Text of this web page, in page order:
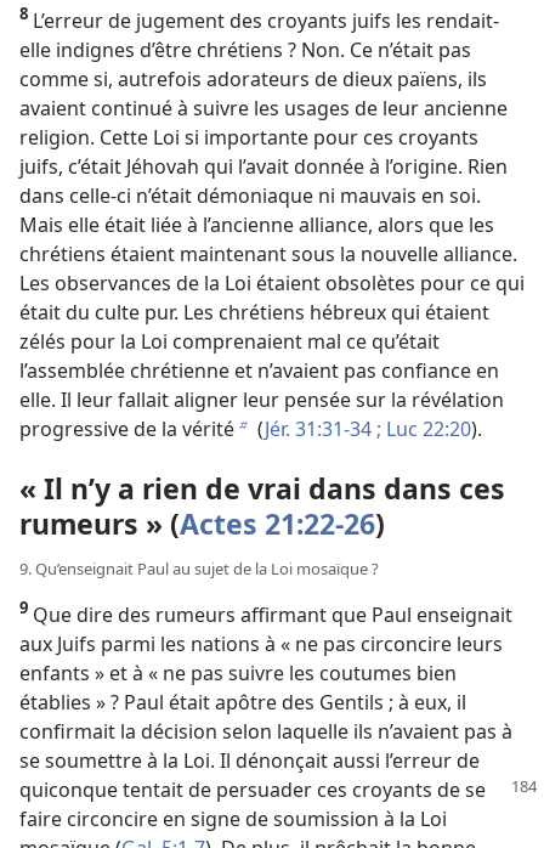
8 L’erreur de jugement des croyants juifs les rendait-
elle indignes d’être chrétiens ? Non. Ce n’était pas
comme si, autrefois adorateurs de dieux païens, ils
avaient continué à suivre les usages de leur ancienne
religion. Cette Loi si importante pour ces croyants
juifs, c’était Jéhovah qui l’avait donnée à l’origine. Rien
dans celle-ci n’était démoniaque ni mauvais en soi.
Mais elle était liée à l’ancienne alliance, alors que les
chrétiens étaient maintenant sous la nouvelle alliance.
Les observances de la Loi étaient obsolètes pour ce qui
était du culte pur. Les chrétiens hébreux qui étaient
zélés pour la Loi comprenaient mal ce qu’était
l’assemblée chrétienne et n’avaient pas confiance en
elle. Il leur fallait aligner leur pensée sur la révélation
progressive de la véritéb (Jér. 31:31-34 ; Luc 22:20).
« Il n’y a rien de vrai dans dans ces
rumeurs » (Actes 21:22-26)
9. Qu’enseignait Paul au sujet de la Loi mosaïque ?
9 Que dire des rumeurs affirmant que Paul enseignait
aux Juifs parmi les nations à « ne pas circoncire leurs
enfants » et à « ne pas suivre les coutumes bien
établies » ? Paul était apôtre des Gentils ; à eux, il
confirmait la décision selon laquelle ils n’avaient pas à
se soumettre à la Loi. Il dénonçait aussi l’erreur de
quiconque tentait de persuader ces croyants de se
faire circoncire en signe de soumission à la Loi